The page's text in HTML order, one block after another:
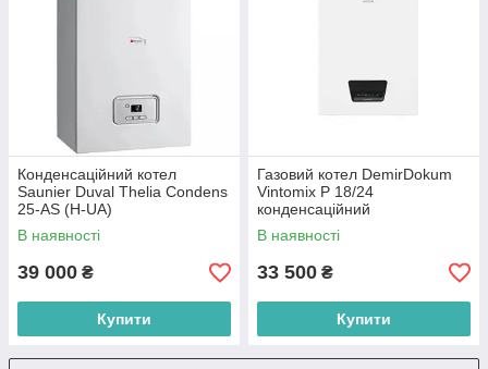
Конденсаційний котел
Saunier Duval Thelia Condens
25-AS (H-UA)
В наявності
39 000 ₴
Купити
Газовий котел DemirDokum
Vintomix P 18/24
конденсаційний
В наявності
33 500 ₴
Купити